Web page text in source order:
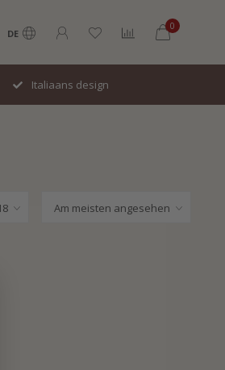
DE
0
Italiaans design